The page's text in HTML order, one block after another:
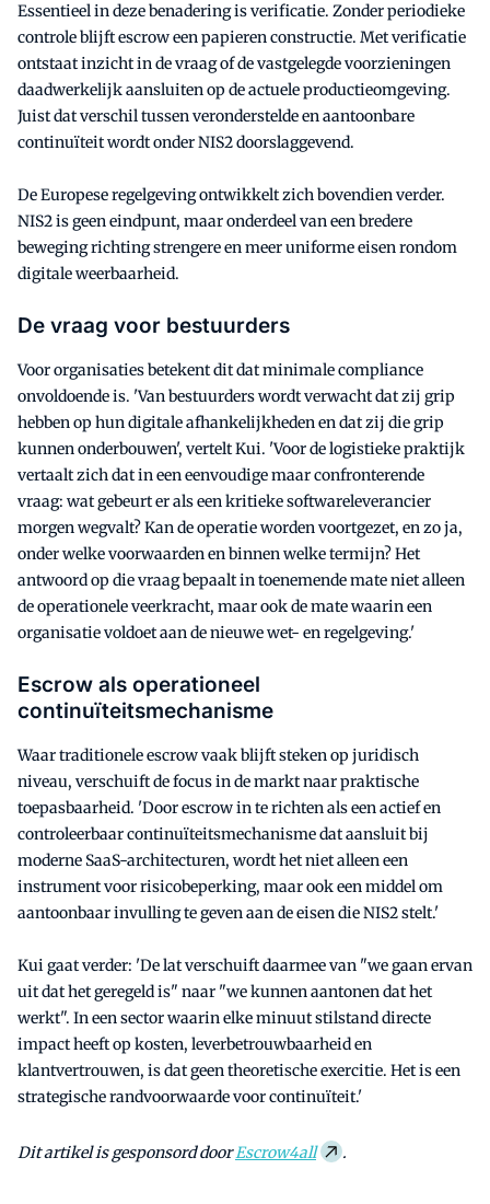
Essentieel in deze benadering is verificatie. Zonder periodieke
controle blijft escrow een papieren constructie. Met verificatie
ontstaat inzicht in de vraag of de vastgelegde voorzieningen
daadwerkelijk aansluiten op de actuele productieomgeving.
Juist dat verschil tussen veronderstelde en aantoonbare
continuïteit wordt onder NIS2 doorslaggevend.
De Europese regelgeving ontwikkelt zich bovendien verder.
NIS2 is geen eindpunt, maar onderdeel van een bredere
beweging richting strengere en meer uniforme eisen rondom
digitale weerbaarheid.
De vraag voor bestuurders
Voor organisaties betekent dit dat minimale compliance
onvoldoende is. 'Van bestuurders wordt verwacht dat zij grip
hebben op hun digitale afhankelijkheden en dat zij die grip
kunnen onderbouwen', vertelt Kui. 'Voor de logistieke praktijk
vertaalt zich dat in een eenvoudige maar confronterende
vraag: wat gebeurt er als een kritieke softwareleverancier
morgen wegvalt? Kan de operatie worden voortgezet, en zo ja,
onder welke voorwaarden en binnen welke termijn? Het
antwoord op die vraag bepaalt in toenemende mate niet alleen
de operationele veerkracht, maar ook de mate waarin een
organisatie voldoet aan de nieuwe wet- en regelgeving.'
Escrow als operationeel
continuïteitsmechanisme
Waar traditionele escrow vaak blijft steken op juridisch
niveau, verschuift de focus in de markt naar praktische
toepasbaarheid. 'Door escrow in te richten als een actief en
controleerbaar continuïteitsmechanisme dat aansluit bij
moderne SaaS-architecturen, wordt het niet alleen een
instrument voor risicobeperking, maar ook een middel om
aantoonbaar invulling te geven aan de eisen die NIS2 stelt.'
Kui gaat verder: 'De lat verschuift daarmee van "we gaan ervan
uit dat het geregeld is" naar "we kunnen aantonen dat het
werkt". In een sector waarin elke minuut stilstand directe
impact heeft op kosten, leverbetrouwbaarheid en
klantvertrouwen, is dat geen theoretische exercitie. Het is een
strategische randvoorwaarde voor continuïteit.'
Dit artikel is gesponsord doorEscrow4all .